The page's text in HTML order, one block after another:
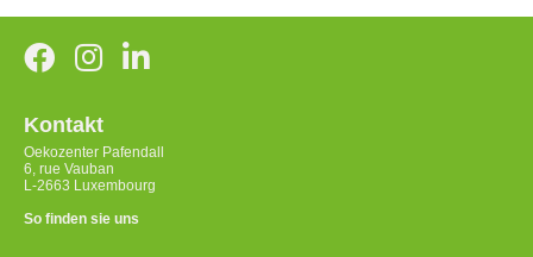
Kontakt
Oekozenter Pafendall
6, rue Vauban
L-2663 Luxembourg
So finden sie uns